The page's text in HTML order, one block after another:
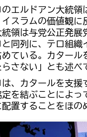
のエルドアン大統
スラムの価値観に
領は与党公正発
と同列に、テロ組
ている。カタール
さない」とも述べ
は、カタールを支
を結ぶことによ
置することをほの